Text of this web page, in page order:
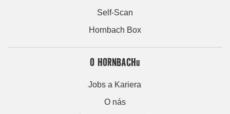
Self-Scan
Hornbach Box
O HORNBACHu
Jobs a Kariera
O nás